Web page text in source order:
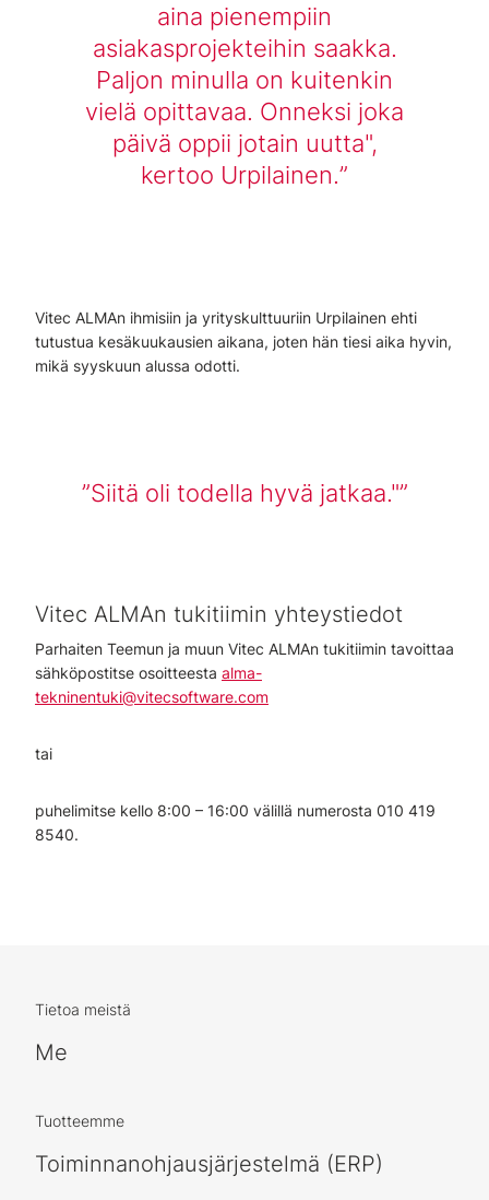
aina pienempiin
asiakasprojekteihin saakka.
Paljon minulla on kuitenkin
vielä opittavaa. Onneksi joka
päivä oppii jotain uutta",
kertoo Urpilainen.
Vitec ALMAn ihmisiin ja yrityskulttuuriin Urpilainen ehti
tutustua kesäkuukausien aikana, joten hän tiesi aika hyvin,
mikä syyskuun alussa odotti.
Siitä oli todella hyvä jatkaa."
Vitec ALMAn tukitiimin yhteystiedot
Parhaiten Teemun ja muun Vitec ALMAn tukitiimin tavoittaa
sähköpostitse osoitteesta alma-
tekninentuki@vitecsoftware.com
tai
puhelimitse kello 8:00 – 16:00 välillä numerosta 010 419
8540.
Tietoa meistä
Me
Tuotteemme
Toiminnanohjausjärjestelmä (ERP)